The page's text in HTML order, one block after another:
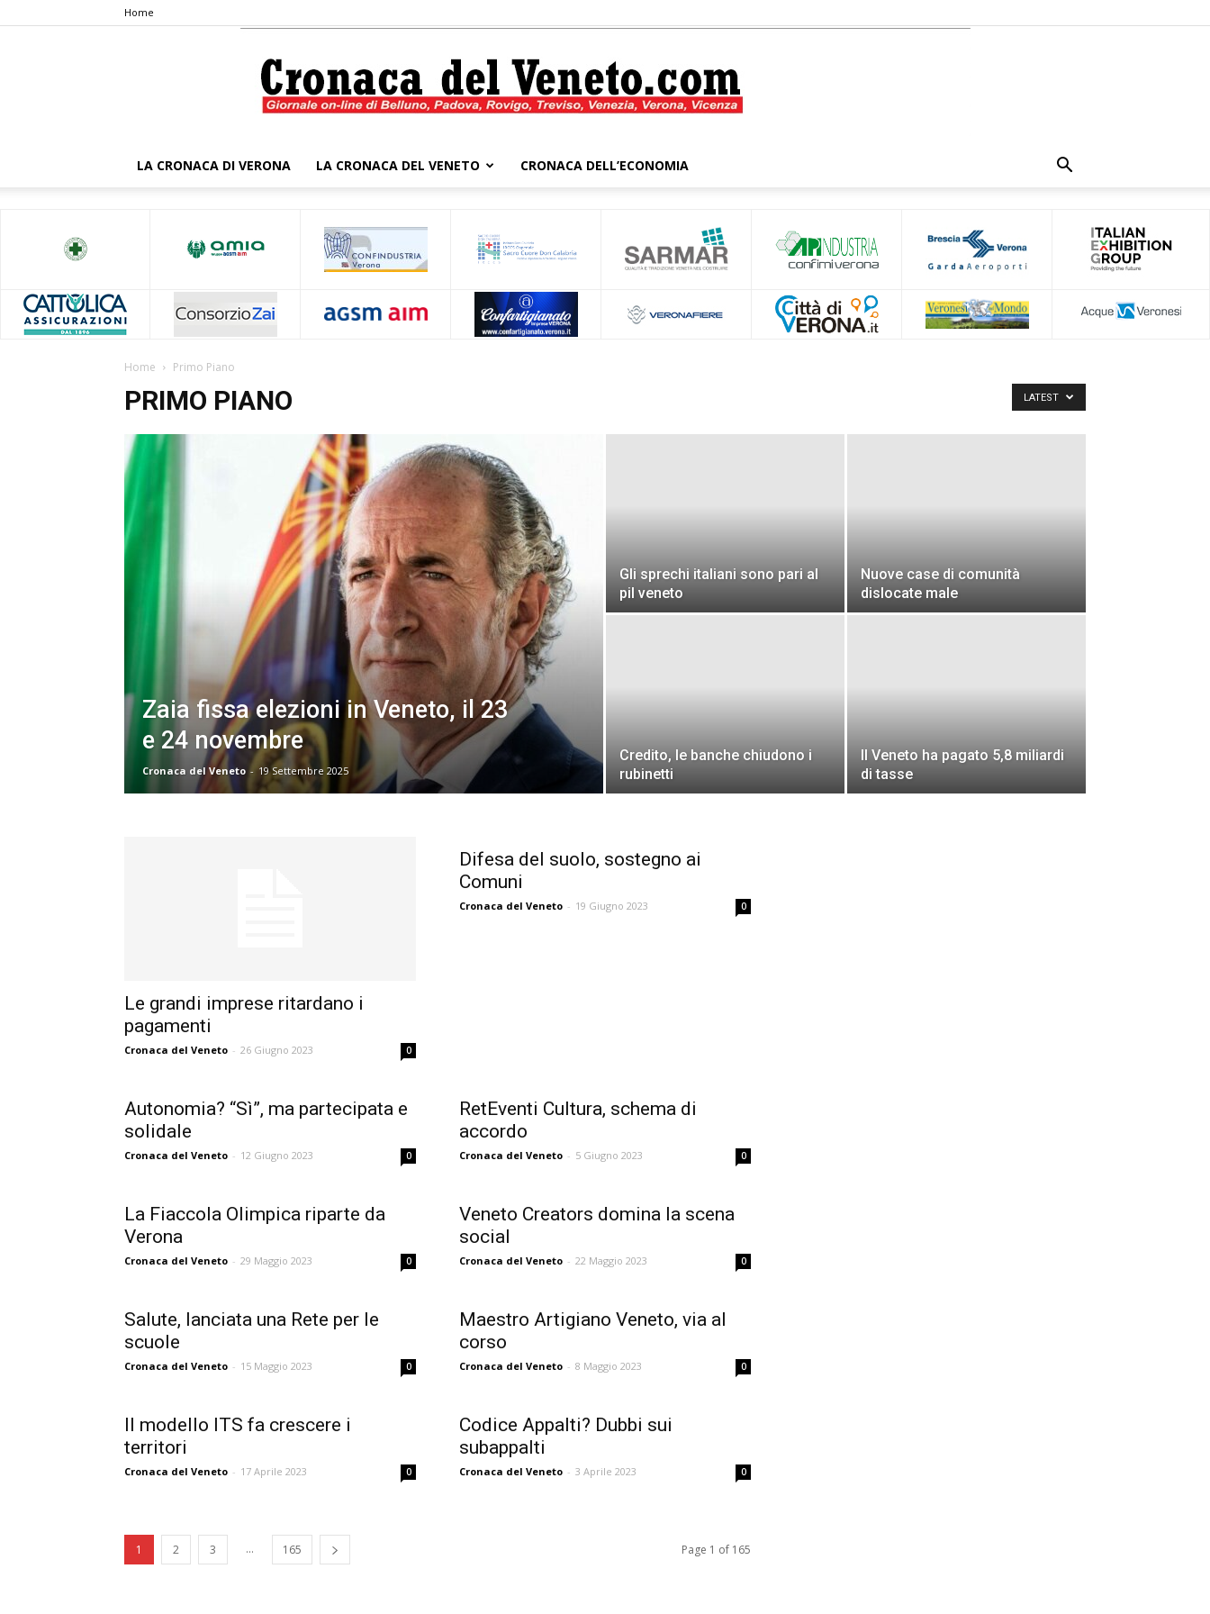
Home
Veneto
LA CRONACA DI VERONA LA CRONACA DEL VENETO CRONACA DELL’ECONOMIA
Home Primo Piano
PRIMO PIANO LATEST
Zaia fissa elezioni in Veneto, il 23
e 24 novembre
Cronaca del Veneto - 19 Settembre 2025
Gli sprechi italiani sono pari al
pil veneto
Nuove case di comunità
dislocate male
Credito, le banche chiudono i
rubinetti
Il Veneto ha pagato 5,8 miliardi
di tasse
Le grandi imprese ritardano i
pagamenti
Cronaca del Veneto - 26 Giugno 2023 0
Difesa del suolo, sostegno ai
Comuni
Cronaca del Veneto - 19 Giugno 2023 0
Autonomia? “Sì”, ma partecipata e
solidale
Cronaca del Veneto - 12 Giugno 2023 0
RetEventi Cultura, schema di
accordo
Cronaca del Veneto - 5 Giugno 2023 0
La Fiaccola Olimpica riparte da
Verona
Cronaca del Veneto - 29 Maggio 2023 0
Veneto Creators domina la scena
social
Cronaca del Veneto - 22 Maggio 2023 0
Salute, lanciata una Rete per le
scuole
Cronaca del Veneto - 15 Maggio 2023 0
Maestro Artigiano Veneto, via al
corso
Cronaca del Veneto - 8 Maggio 2023 0
Il modello ITS fa crescere i
territori
Cronaca del Veneto - 17 Aprile 2023 0
Codice Appalti? Dubbi sui
subappalti
Cronaca del Veneto - 3 Aprile 2023 0
1 2 3 ... 165 Page 1 of 165